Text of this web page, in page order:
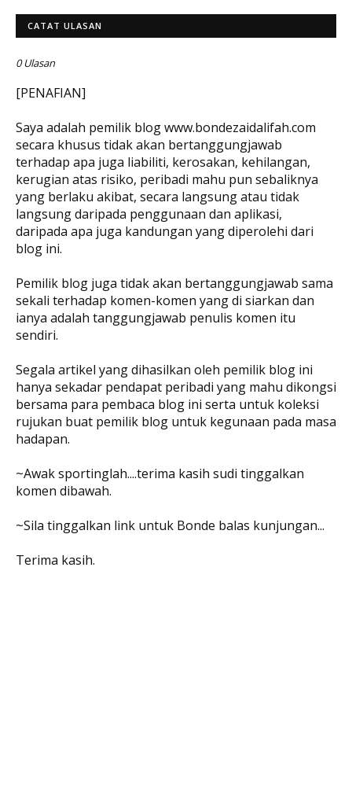
CATAT ULASAN
0 Ulasan
[PENAFIAN]
Saya adalah pemilik blog www.bondezaidalifah.com
secara khusus tidak akan bertanggungjawab
terhadap apa juga liabiliti, kerosakan, kehilangan,
kerugian atas risiko, peribadi mahu pun sebaliknya
yang berlaku akibat, secara langsung atau tidak
langsung daripada penggunaan dan aplikasi,
daripada apa juga kandungan yang diperolehi dari
blog ini.
Pemilik blog juga tidak akan bertanggungjawab sama
sekali terhadap komen-komen yang di siarkan dan
ianya adalah tanggungjawab penulis komen itu
sendiri.
Segala artikel yang dihasilkan oleh pemilik blog ini
hanya sekadar pendapat peribadi yang mahu dikongsi
bersama para pembaca blog ini serta untuk koleksi
rujukan buat pemilik blog untuk kegunaan pada masa
hadapan.
~Awak sportinglah....terima kasih sudi tinggalkan
komen dibawah.
~Sila tinggalkan link untuk Bonde balas kunjungan...
Terima kasih.